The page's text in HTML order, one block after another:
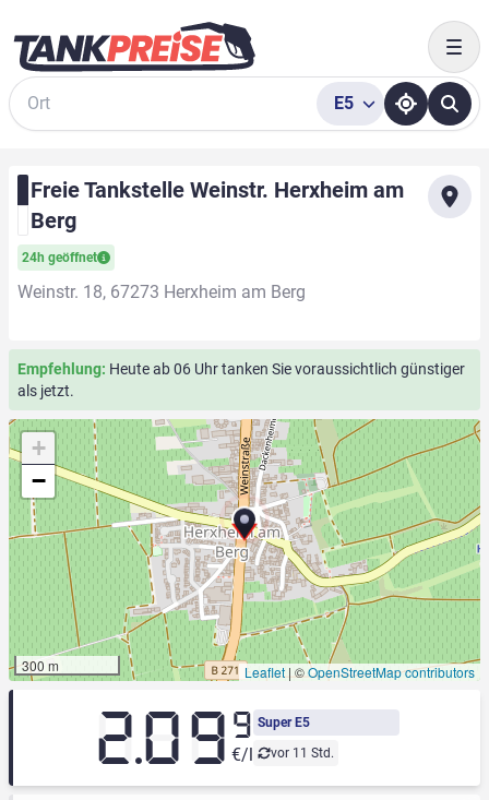
Suche
E5
Freie Tankstelle Weinstr. Herxheim am
Berg
24h geöffnet
Weinstr. 18, 67273 Herxheim am Berg
Empfehlung: Heute ab 06 Uhr tanken Sie voraussichtlich günstiger
als jetzt.
+
−
300 m Leaflet | ©OpenStreetMap contributors
Super E5
vor 11 Std.
2.099
€/l